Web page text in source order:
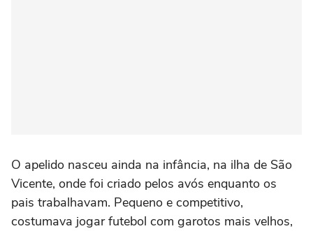
O apelido nasceu ainda na infância, na ilha de São
Vicente, onde foi criado pelos avós enquanto os
pais trabalhavam. Pequeno e competitivo,
costumava jogar futebol com garotos mais velhos,